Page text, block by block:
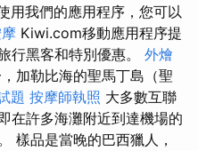
用我們的應用程序，您可以
Kiwi.com移動應用程序提
行黑客和特別優惠。 外燴
加勒比海的聖馬丁島（聖
題 按摩師執照 大多數互聯
在許多海灘附近到達機場的
樣品是當晚的巴西獵人，